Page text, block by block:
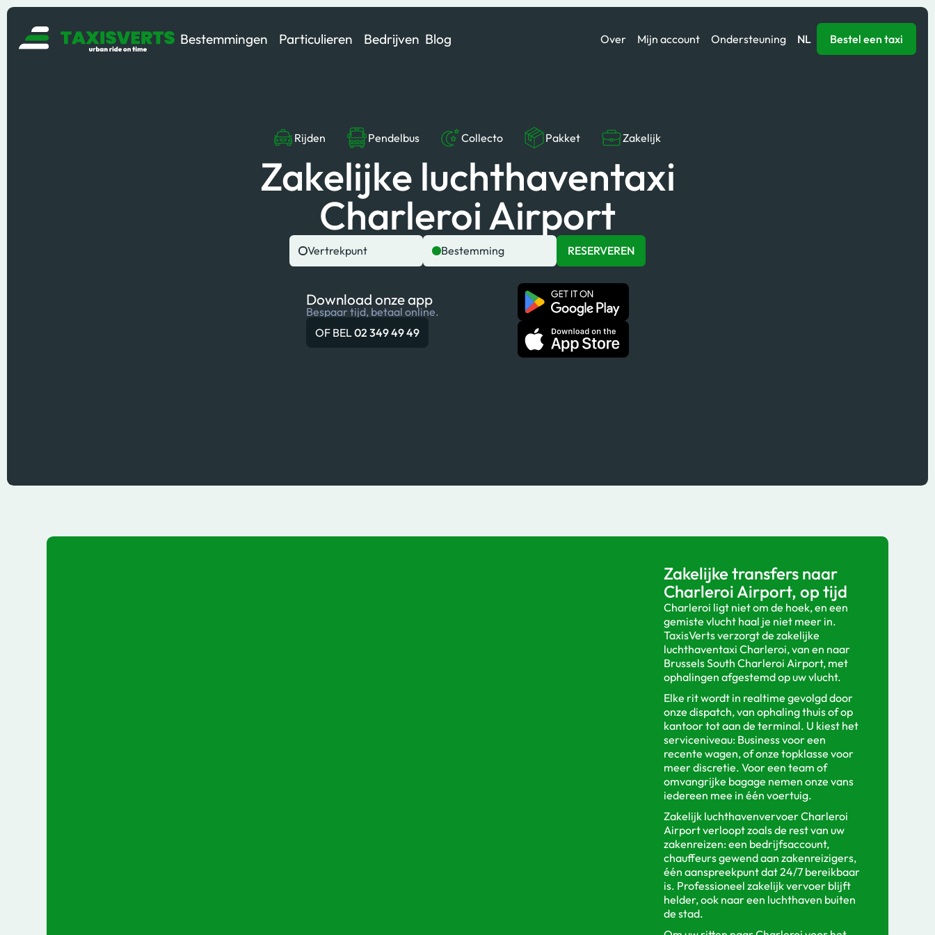
Bestemmingen Particulieren Bedrijven Blog Over Mijn account Ondersteuning NL Bestel een taxi
Rijden Pendelbus Collecto Pakket Zakelijk
Zakelijke luchthaventaxi
Charleroi Airport
Vertrekpunt Bestemming RESERVEREN
Download onze app
Bespaar tijd, betaal online.
OF BEL02 349 49 49
Zakelijke transfers naar
Charleroi Airport, op tijd
Charleroi ligt niet om de hoek, en een
gemiste vlucht haal je niet meer in.
TaxisVerts verzorgt de zakelijke
luchthaventaxi Charleroi, van en naar
Brussels South Charleroi Airport, met
ophalingen afgestemd op uw vlucht.
Elke rit wordt in realtime gevolgd door
onze dispatch, van ophaling thuis of op
kantoor tot aan de terminal. U kiest het
serviceniveau: Business voor een
recente wagen, of onze topklasse voor
meer discretie. Voor een team of
omvangrijke bagage nemen onze vans
iedereen mee in één voertuig.
Zakelijk luchthavenvervoer Charleroi
Airport verloopt zoals de rest van uw
zakenreizen: een bedrijfsaccount,
chauffeurs gewend aan zakenreizigers,
één aanspreekpunt dat 24/7 bereikbaar
is. Professioneel zakelijk vervoer blijft
helder, ook naar een luchthaven buiten
de stad.